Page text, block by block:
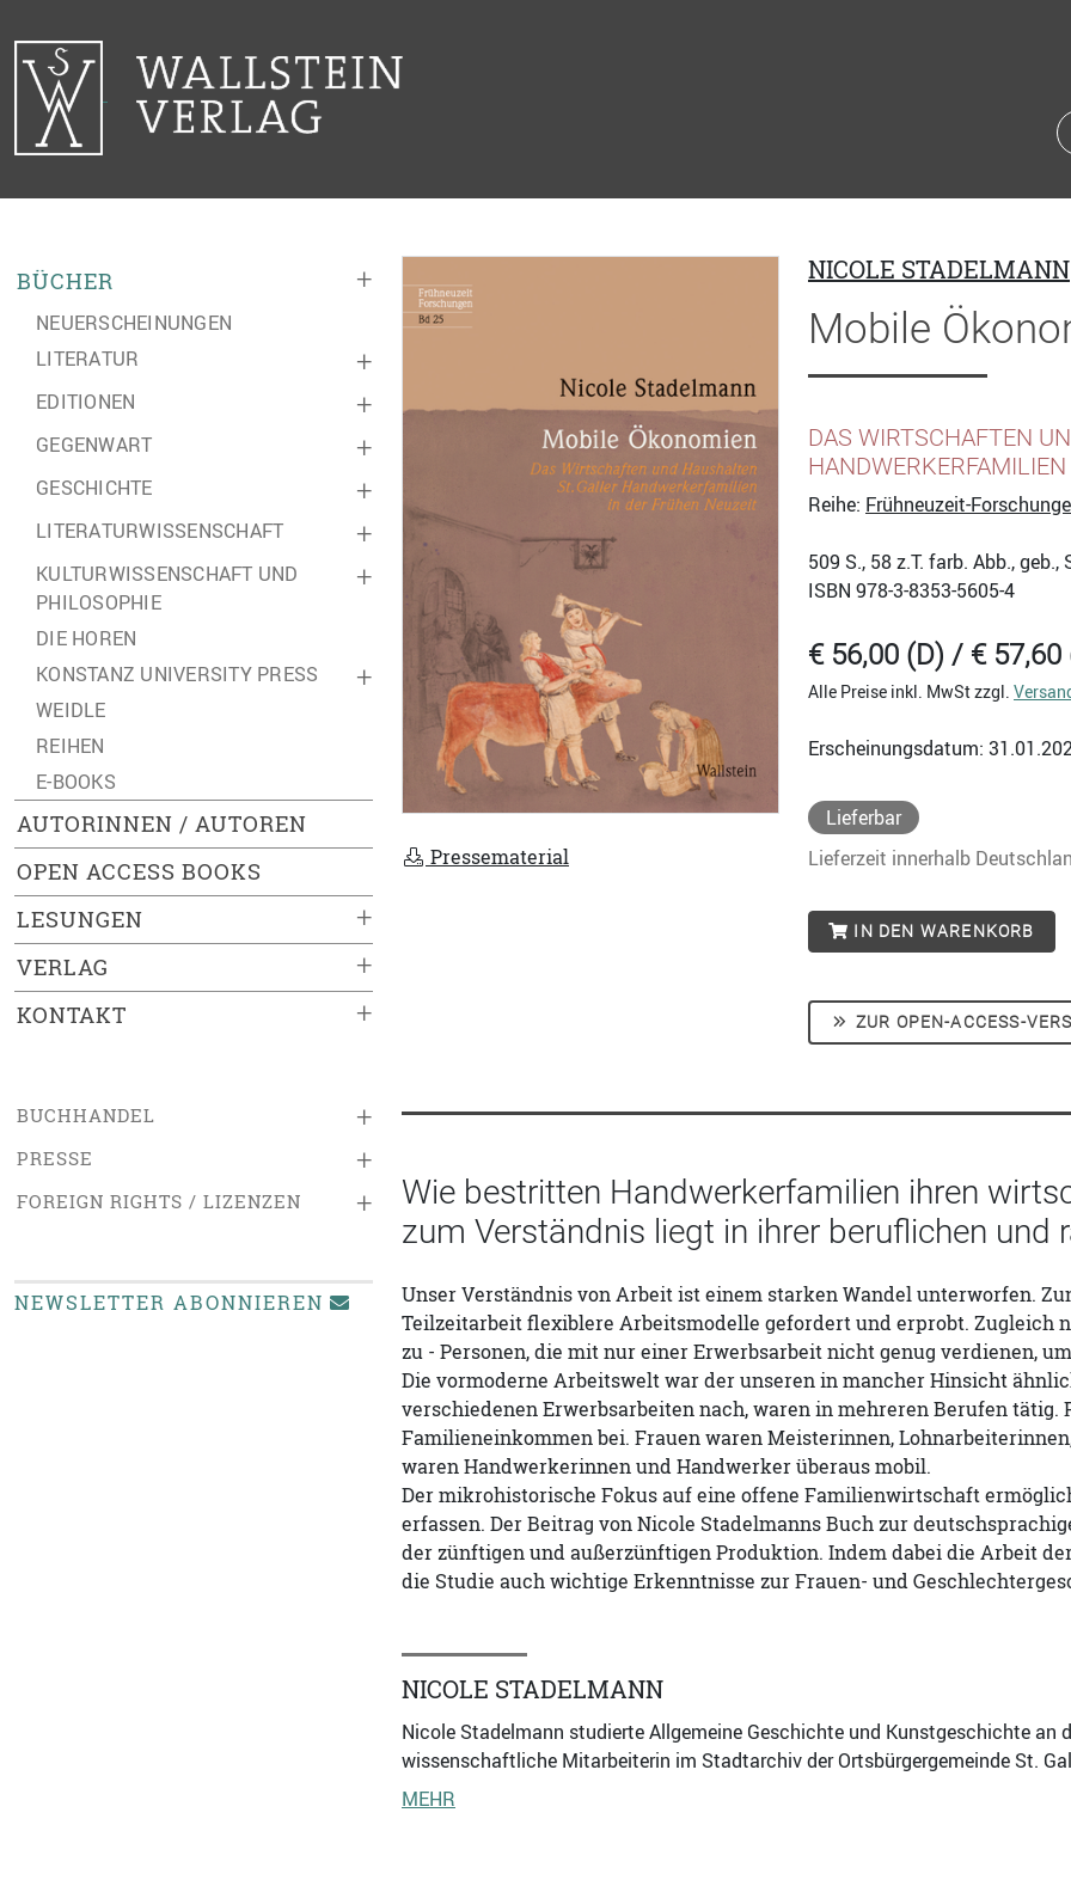
+
BÜCHER
NEUERSCHEINUNGEN
+
LITERATUR
+
EDITIONEN
+
GEGENWART
+
GESCHICHTE
+
LITERATURWISSENSCHAFT
+
KULTURWISSENSCHAFT UND
PHILOSOPHIE
DIE HOREN
+
KONSTANZ UNIVERSITY PRESS
WEIDLE
REIHEN
E-BOOKS
AUTORINNEN / AUTOREN
OPEN ACCESS BOOKS
+
LESUNGEN
+
VERLAG
+
KONTAKT
+
BUCHHANDEL
+
PRESSE
+
FOREIGN RIGHTS / LIZENZEN
NEWSLETTER ABONNIEREN
Pressematerial
NICOLE STADELMANN
Mobile
DAS WIRTSCHAFTEN
Reihe: Frühneuzeit-
509 S., 58 z.T. farb. Abb.,
ISBN 978-3-8353-5605-4
€ 56,00 (D) / € 57,60
Alle Preise inkl. MwSt zzgl.
Erscheinungsdatum:
Lieferbar
Lieferzeit innerhalb
IN DEN WARENKORB
ZUR OPEN-ACCESS-
Wie bestritten Handwerkerfamilien ihren
zum Verständnis liegt in ihrer beruflichen und
Unser Verständnis von Arbeit ist einem starken Wandel unterworfen.
Teilzeitarbeit flexiblere Arbeitsmodelle gefordert und erprobt. Zugleich
zu - Personen, die mit nur einer Erwerbsarbeit nicht genug verdienen,
Die vormoderne Arbeitswelt war der unseren in mancher Hinsicht
verschiedenen Erwerbsarbeiten nach, waren in mehreren Berufen tätig.
Familieneinkommen bei. Frauen waren Meisterinnen,
waren Handwerkerinnen und Handwerker überaus mobil.
Der mikrohistorische Fokus auf eine offene Familienwirtschaft
erfassen. Der Beitrag von Nicole Stadelmanns Buch zur
der zünftigen und außerzünftigen Produktion. Indem dabei die Arbeit
die Studie auch wichtige Erkenntnisse zur Frauen- und
NICOLE STADELMANN
Nicole Stadelmann studierte Allgemeine Geschichte und Kunstgeschichte
wissenschaftliche Mitarbeiterin im Stadtarchiv der Ortsbürgergemeinde St.
MEHR